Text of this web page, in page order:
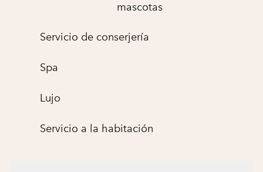
mascotas
Servicio de conserjería
Spa
Lujo
Servicio a la habitación